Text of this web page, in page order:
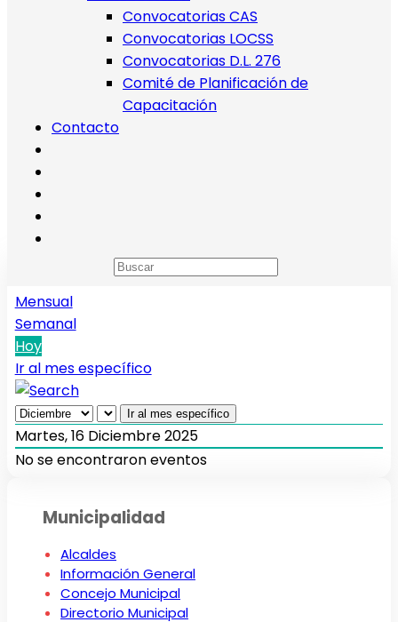
Convocatorias CAS
Convocatorias LOCSS
Convocatorias D.L. 276
Comité de Planificación de
Capacitación
Contacto
Calendario de eventos
Mensual
Semanal
Hoy
Ir al mes específico
Ir al mes específico
Martes, 16 Diciembre 2025
No se encontraron eventos
Municipalidad
Alcaldes
Información General
Concejo Municipal
Directorio Municipal